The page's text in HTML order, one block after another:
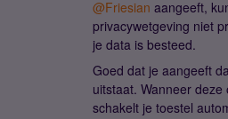
@Friesian aangeeft,
privacywetgeving niet
je data is besteed.
Goed dat je aangeeft
uitstaat. Wanneer deze
schakelt je toestel